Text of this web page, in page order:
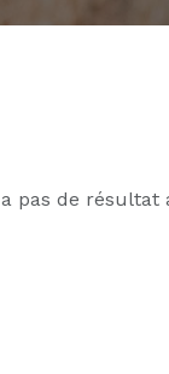
pas de résultat